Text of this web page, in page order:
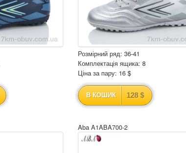
Розмірний ряд: 36-41
Комплектація ящика: 8
Ціна за пару: 16 $
В КОШИК 128 $
Aba A1ABA700-2